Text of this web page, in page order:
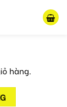
hàng.